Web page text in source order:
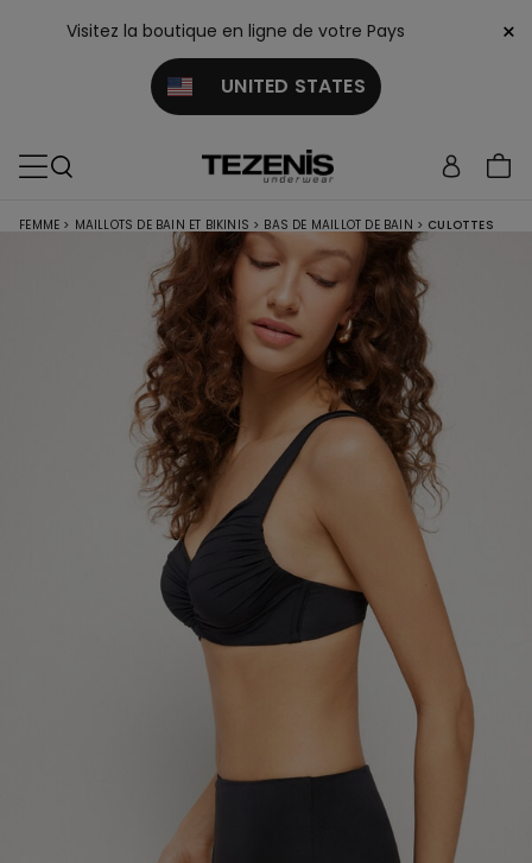
Visitez la boutique en ligne de votre Pays
UNITED STATES
×
FEMME > MAILLOTS DE BAIN ET BIKINIS > BAS DE MAILLOT DE BAIN > CULOTTES